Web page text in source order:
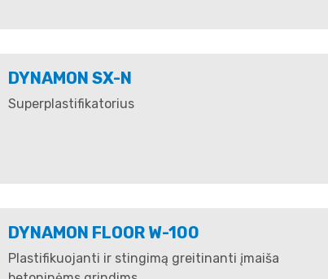
DYNAMON SX-N
Superplastifikatorius
DYNAMON FLOOR W-100
Plastifikuojanti ir stingimą greitinanti įmaiša